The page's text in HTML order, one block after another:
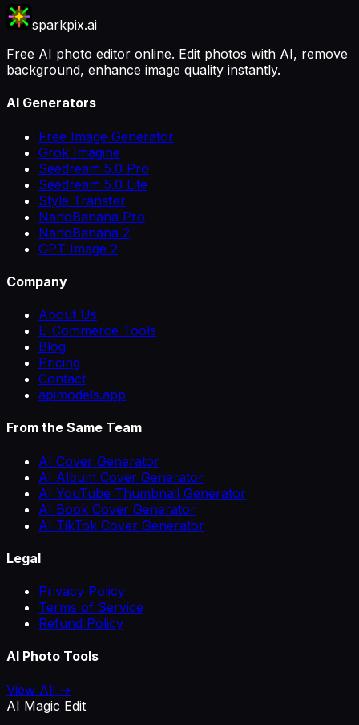
sparkpix.ai
Free AI photo editor online. Edit photos with AI, remove
background, enhance image quality instantly.
AI Generators
Free Image Generator
Grok Imagine
Seedream 5.0 Pro
Seedream 5.0 Lite
Style Transfer
NanoBanana Pro
NanoBanana 2
GPT Image 2
Company
About Us
E-Commerce Tools
Blog
Pricing
Contact
apimodels.app
From the Same Team
AI Cover Generator
AI Album Cover Generator
AI YouTube Thumbnail Generator
AI Book Cover Generator
AI TikTok Cover Generator
Legal
Privacy Policy
Terms of Service
Refund Policy
AI Photo Tools
View All →
AI Magic Edit